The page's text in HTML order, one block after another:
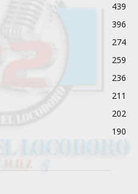
439
396
274
259
236
211
202
190